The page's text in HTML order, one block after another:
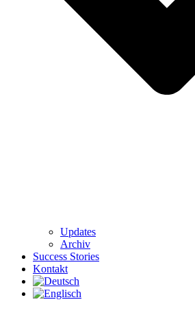
Updates
Archiv
Success Stories
Kontakt